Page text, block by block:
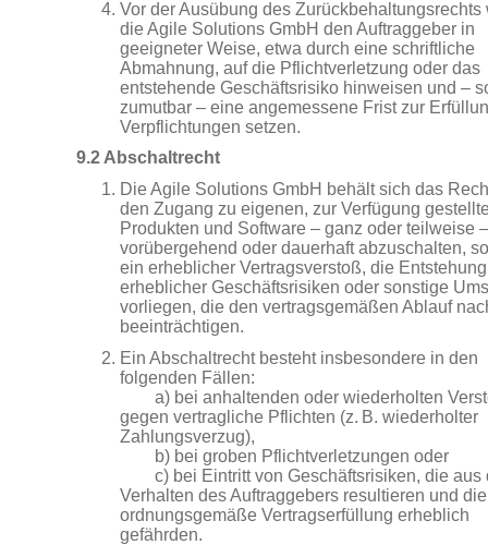
Vor der Ausübung des Zurückbehaltungsrechts
die Agile Solutions GmbH den Auftraggeber in
geeigneter Weise, etwa durch eine schriftliche
Abmahnung, auf die Pflichtverletzung oder das
entstehende Geschäftsrisiko hinweisen und –
zumutbar – eine angemessene Frist zur
Verpflichtungen setzen.
9.2 Abschaltrecht
Die Agile Solutions GmbH behält sich das
den Zugang zu eigenen, zur Verfügung
Produkten und Software – ganz oder teilweise –
vorübergehend oder dauerhaft abzuschalten,
ein erheblicher Vertragsverstoß, die Entstehung
erheblicher Geschäftsrisiken oder sonstige
vorliegen, die den vertragsgemäßen Ablauf
beeinträchtigen.
Ein Abschaltrecht besteht insbesondere in den
folgenden Fällen:
a) bei anhaltenden oder wiederholten
gegen vertragliche Pflichten (z. B. wiederholter
Zahlungsverzug),
b) bei groben Pflichtverletzungen oder
c) bei Eintritt von Geschäftsrisiken, die aus
Verhalten des Auftraggebers resultieren und die
ordnungsgemäße Vertragserfüllung erheblich
gefährden.